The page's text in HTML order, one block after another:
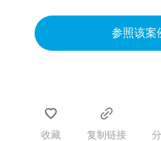
参照该案
收藏 复制链接